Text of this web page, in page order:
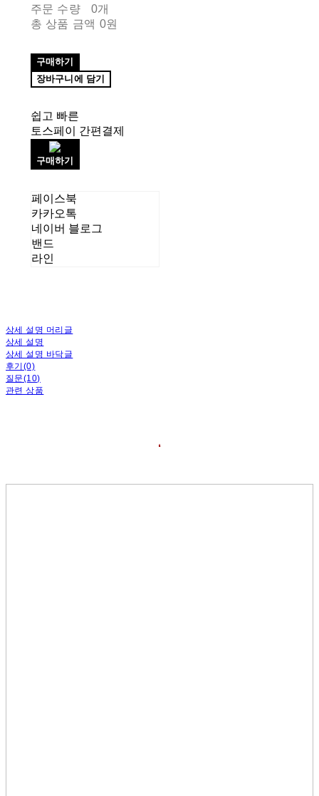
주문 수량
0개
총 상품 금액 0원
구매하기
장바구니에 담기
쉽고 빠른
토스페이 간편결제
구매하기
페이스북
카카오톡
네이버 블로그
밴드
라인
상세 설명 머리글
상세 설명
상세 설명 바닥글
후기(0)
질문(10)
관련 상품
❛